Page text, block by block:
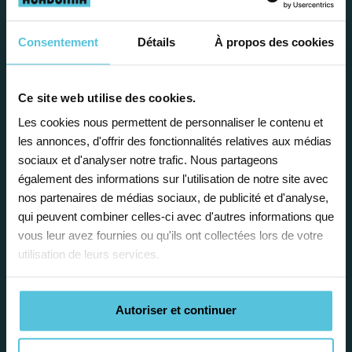
Consentement Détails À propos des cookies
Ce site web utilise des cookies.
Les cookies nous permettent de personnaliser le contenu et
les annonces, d'offrir des fonctionnalités relatives aux médias
sociaux et d'analyser notre trafic. Nous partageons
également des informations sur l'utilisation de notre site avec
nos partenaires de médias sociaux, de publicité et d'analyse,
qui peuvent combiner celles-ci avec d'autres informations que
vous leur avez fournies ou qu'ils ont collectées lors de votre
utilisation de leurs services.
Autoriser et continuer
présente denombreux
avantages
Enseignez près de chez vous, selon
vos horaires
Afin de garantir le meilleur
accompagnement, nous organisons votre
emploi du temps en fonction de votre profil,
vos disponibilités et votre flexibilité.